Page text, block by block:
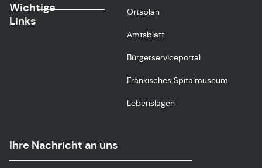
Wichtige
Links
Ortsplan
Amtsblatt
Bürgerserviceportal
Fränkisches Spitalmuseum
Lebenslagen
Ihre Nachricht an uns